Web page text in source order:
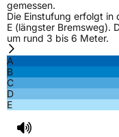
gemessen.
Die Einstufung erfolgt in
E (längster Bremsweg).
um rund 3 bis 6 Meter.
A
B
C
D
E